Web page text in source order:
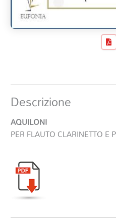
Descrizione
AQUILONI
PER FLAUTO CLARINETTO E